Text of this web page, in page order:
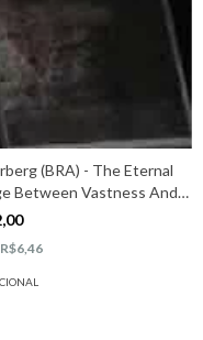
(BRA) - The Eternal
Between Vastness And
R$6,46